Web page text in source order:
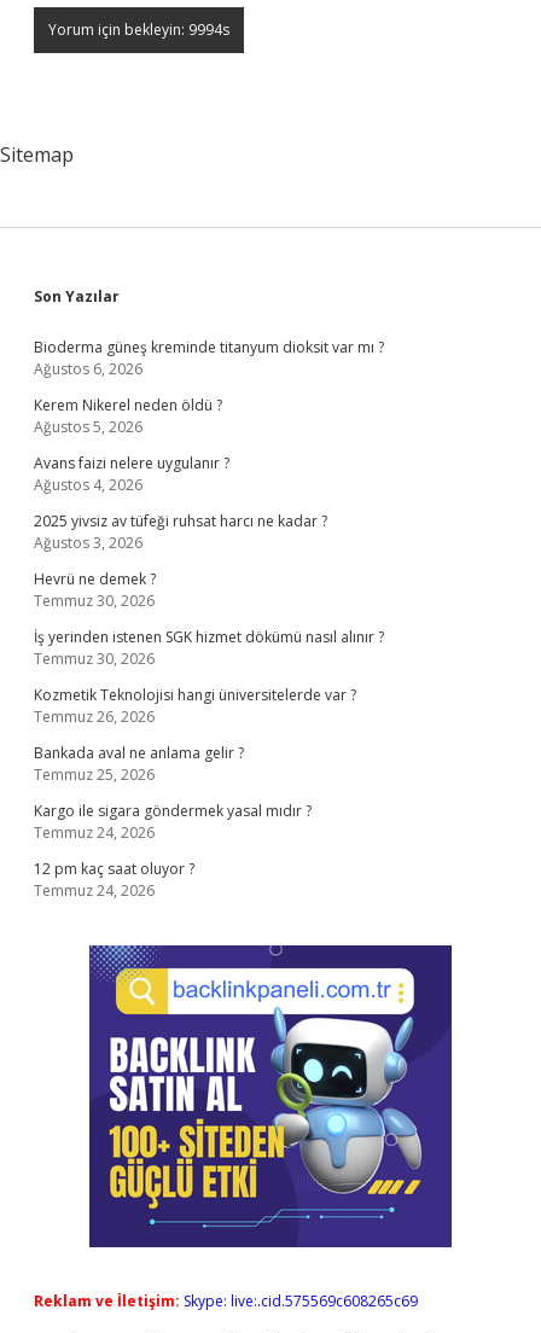
Sitemap
Sidebar
Son Yazılar
Bioderma güneş kreminde titanyum dioksit var mı ?
Ağustos 6, 2026
Kerem Nikerel neden öldü ?
Ağustos 5, 2026
Avans faizi nelere uygulanır ?
Ağustos 4, 2026
2025 yivsiz av tüfeği ruhsat harcı ne kadar ?
Ağustos 3, 2026
Hevrü ne demek ?
Temmuz 30, 2026
İş yerinden istenen SGK hizmet dökümü nasıl alınır ?
Temmuz 30, 2026
Kozmetik Teknolojisi hangi üniversitelerde var ?
Temmuz 26, 2026
Bankada aval ne anlama gelir ?
Temmuz 25, 2026
Kargo ile sigara göndermek yasal mıdır ?
Temmuz 24, 2026
12 pm kaç saat oluyor ?
Temmuz 24, 2026
Reklam ve İletişim: Skype: live:.cid.575569c608265c69